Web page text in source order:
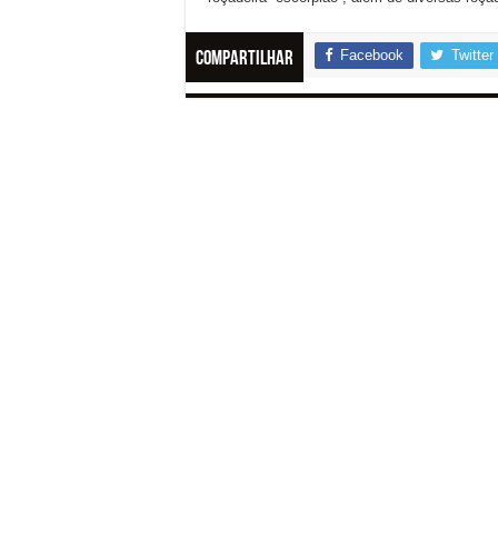
Compartilhar Facebook Twitter